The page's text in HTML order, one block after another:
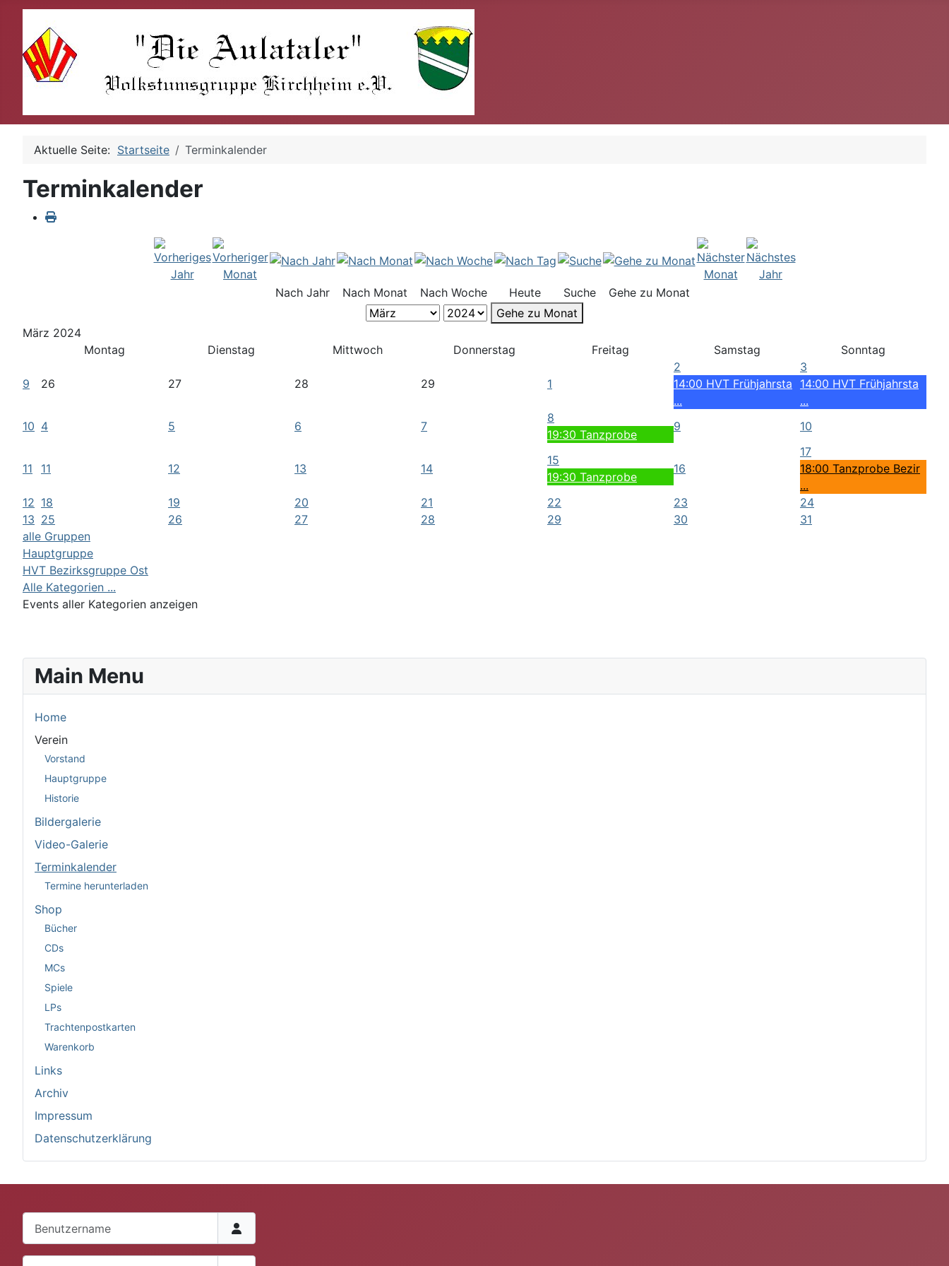
Aktuelle Seite: Startseite Terminkalender
Terminkalender
Nach Jahr Nach Monat Nach Woche Heute Suche
Gehe zu Monat
Gehe zu Monat
März 2024
Montag
Dienstag Mittwoch Donnerstag Freitag Samstag Sonntag
9 26 27 28 29 1
2
14:00 HVT Frühjahrsta
...
3
14:00 HVT Frühjahrsta
...
10 4 5 6 7
8
19:30 Tanzprobe
9 10
11 11 12 13 14
15
19:30 Tanzprobe
16
17
18:00 Tanzprobe Bezir
...
12 18 19 20 21 22 23
24
13 25 26 27 28 29 30
31
alle Gruppen
Hauptgruppe
HVT Bezirksgruppe Ost
Alle Kategorien ...
Events aller Kategorien anzeigen
Main Menu
Home
Verein
Vorstand
Hauptgruppe
Historie
Bildergalerie
Video-Galerie
Terminkalender
Termine herunterladen
Shop
Bücher
CDs
MCs
Spiele
LPs
Trachtenpostkarten
Warenkorb
Links
Archiv
Impressum
Datenschutzerklärung